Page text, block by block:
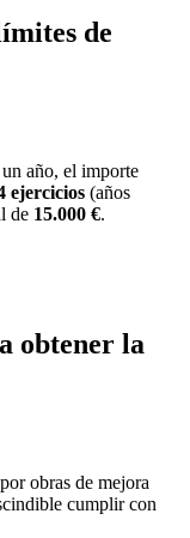
de
año, el importe
ejercicios (años
de 15.000 €.
obtener la
obras de mejora
cumplir con